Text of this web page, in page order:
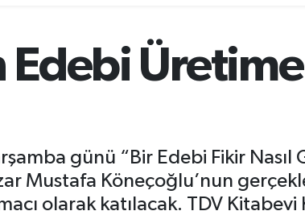
DOLAR
Üretime
günü “Bir Edebi Fikir Nasıl
Mustafa Köneçoğlu’nun
olarak katılacak. TDV Kitabevi